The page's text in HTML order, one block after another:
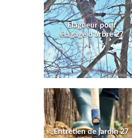
Elagueur pour
élagage d'arbre 27
Entretien de jardin 27